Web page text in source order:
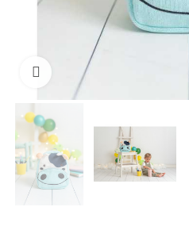
Haga clic para ampliar